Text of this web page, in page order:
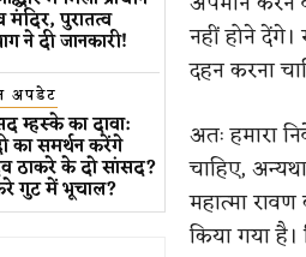
मंदिर, पुरातत्व
ने दी जानकारी!
अपडेट
म्हस्के का दावा:
का समर्थन करेंगे
ठाकरे के दो सांसद?
गुट में भूचाल?
नहीं होने
दहन करना
अतः हमारा
चाहिए,
महात्मा
किया गया